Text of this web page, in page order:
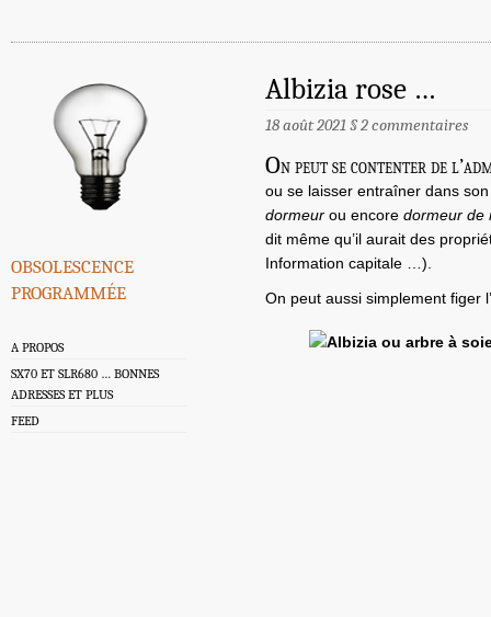
obsolescence
programmée
A PROPOS
SX70 ET SLR680 … BONNES
ADRESSES ET PLUS
FEED
Albizia rose …
18 août 2021§2 commentaires
On peut se contenter de
ou se laisser entraîner dans
dormeur ou encore dormeur de
dit même qu’il aurait des
Information capitale …).
On peut aussi simplement figer